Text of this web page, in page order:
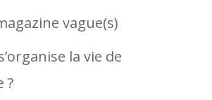
vague(s)
la vie de
?